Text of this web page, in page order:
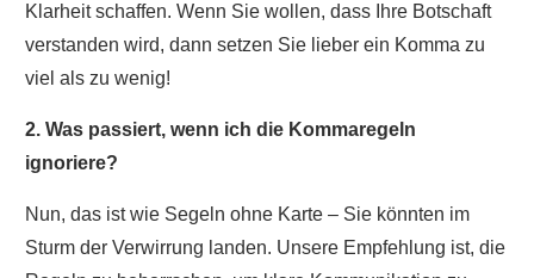
Klarheit schaffen. Wenn Sie wollen, dass Ihre Botschaft
verstanden wird, dann setzen Sie lieber ein Komma zu
viel als zu wenig!
2. Was passiert, wenn ich die Kommaregeln
ignoriere?
Nun, das ist wie Segeln ohne Karte – Sie könnten im
Sturm der Verwirrung landen. Unsere Empfehlung ist, die